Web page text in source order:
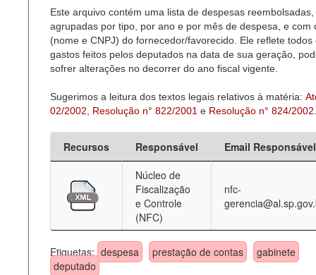
Este arquivo contém uma lista de despesas reembolsadas,
agrupadas por tipo, por ano e por mês de despesa, e com
(nome e CNPJ) do fornecedor/favorecido. Ele reflete todos
gastos feitos pelos deputados na data de sua geração,
sofrer alterações no decorrer do ano fiscal vigente.
Sugerimos a leitura dos textos legais relativos à matéria:
02/2002
Resolução n° 822/2001 e Resolução n° 824/2002
Recursos Responsável
Email Responsável
Núcleo de
Fiscalização
e Controle
(NFC)
nfc-
Etiquetas: despesa prestação de contas
gabinete
deputado